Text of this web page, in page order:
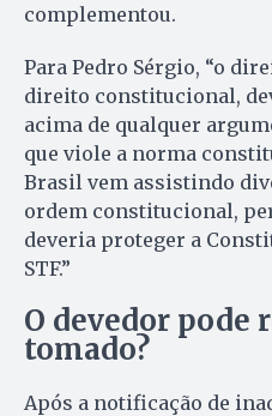
complementou.
Para Pedro Sérgio, “o
direito constitucional,
acima de qualquer
que viole a norma
Brasil vem assistindo
ordem constitucional,
deveria proteger a
STF.”
O devedor pode
tomado?
Após a notificação de